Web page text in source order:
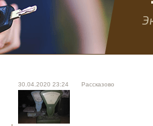
30.04.2020 23:24 Рассказово